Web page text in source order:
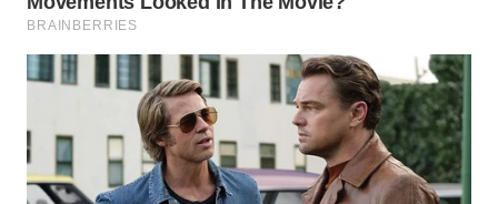
WN
DEPOK
TAPANULI
UTARA